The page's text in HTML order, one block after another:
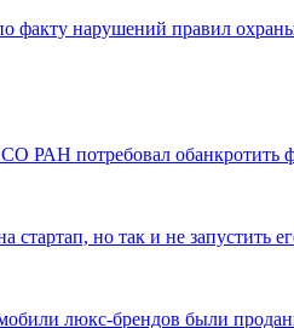
факту нарушений правил
СО РАН потребовал
стартап, но так и не запустить
люкс-брендов были